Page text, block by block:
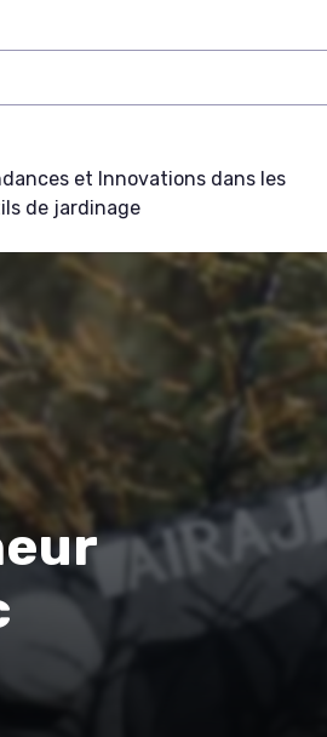
et Innovations dans les
de jardinage